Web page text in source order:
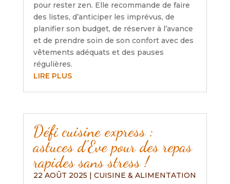
pour rester zen. Elle recommande de faire
des listes, d’anticiper les imprévus, de
planifier son budget, de réserver à l’avance
et de prendre soin de son confort avec des
vêtements adéquats et des pauses
régulières.
LIRE PLUS
Défi cuisine express :
astuces d’Eve pour des repas
rapides sans stress !
22 AOÛT 2025 | CUISINE & ALIMENTATION